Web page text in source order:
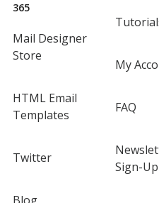
365
Mail Designer
Store
HTML Email
Templates
Twitter
My
FAQ
Sign-Up